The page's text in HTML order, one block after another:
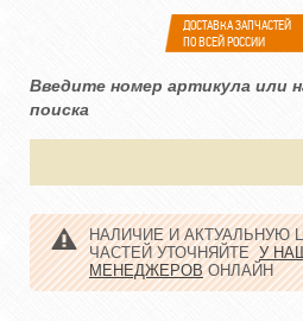
ДОСТАВКА ЗАПЧАСТЕЙ
ПО ВСЕЙ РОССИИ
Введите номер артикула или
поиска
НАЛИЧИЕ И АКТУАЛЬНУЮ
ЧАСТЕЙ УТОЧНЯЙТЕУ
МЕНЕДЖЕРОВОНЛАЙН